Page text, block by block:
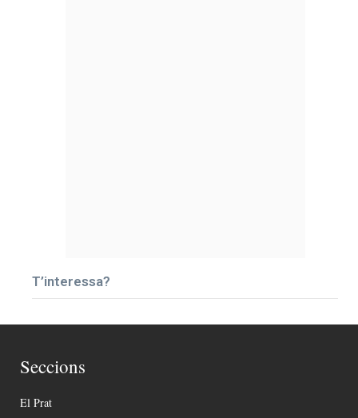
T’interessa?
Seccions
El Prat